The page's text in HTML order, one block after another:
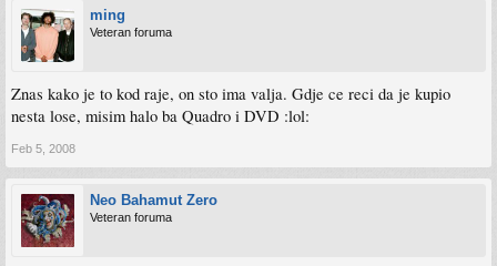
ming
Veteran foruma
Znas kako je to kod raje, on sto ima valja. Gdje ce reci da je kupio
nesta lose, misim halo ba Quadro i DVD :lol:
Feb 5, 2008
Neo Bahamut Zero
Veteran foruma